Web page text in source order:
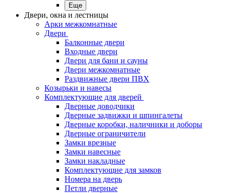
Еще
Двери, окна и лестницы
Арки межкомнатные
Двери
Балконные двери
Входные двери
Двери для бани и сауны
Двери межкомнатные
Раздвижные двери ПВХ
Козырьки и навесы
Комплектующие для дверей
Дверные доводчики
Дверные задвижки и шпингалеты
Дверные коробки, наличники и доборы
Дверные ограничители
Замки врезные
Замки навесные
Замки накладные
Комплектующие для замков
Номера на дверь
Петли дверные